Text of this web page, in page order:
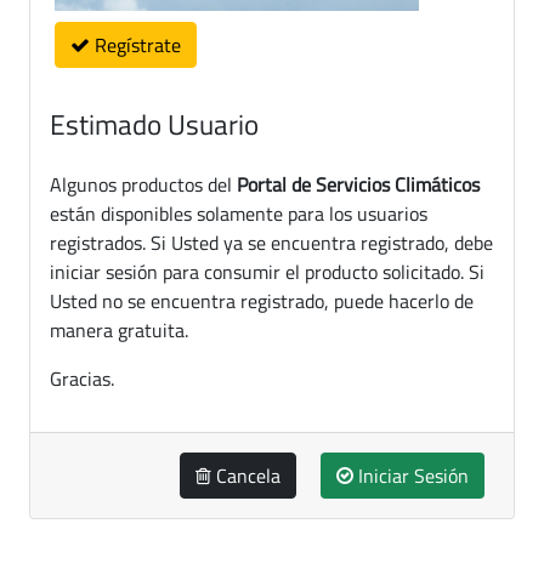
Regístrate
Estimado Usuario
Algunos productos del Portal de Servicios Climáticos
están disponibles solamente para los usuarios
registrados. Si Usted ya se encuentra registrado, debe
iniciar sesión para consumir el producto solicitado. Si
Usted no se encuentra registrado, puede hacerlo de
manera gratuita.
Gracias.
Cancela Iniciar Sesión